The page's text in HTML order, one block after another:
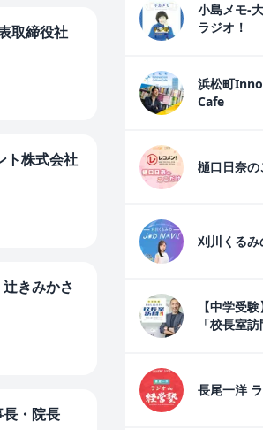
取締役社
ト株式会社
きみかさ
長・院長
小島メモ-
ラジオ！
浜松町
Cafe
樋口日奈
刈川くる
【中学受
「校長室訪
長尾一洋